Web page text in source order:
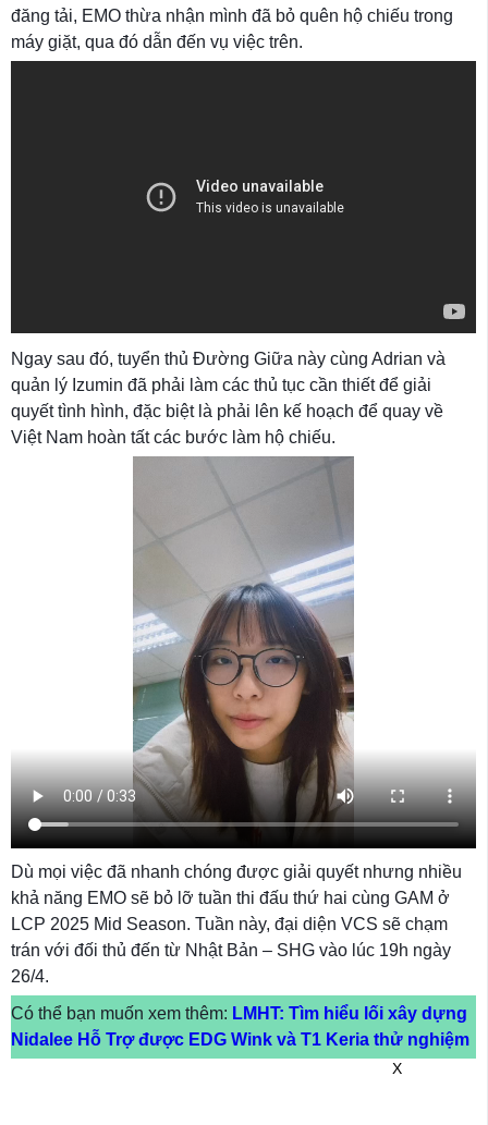
đăng tải, EMO thừa nhận mình đã bỏ quên hộ chiếu trong
máy giặt, qua đó dẫn đến vụ việc trên.
Ngay sau đó, tuyển thủ Đường Giữa này cùng Adrian và
quản lý Izumin đã phải làm các thủ tục cần thiết để giải
quyết tình hình, đặc biệt là phải lên kế hoạch để quay về
Việt Nam hoàn tất các bước làm hộ chiếu.
Dù mọi việc đã nhanh chóng được giải quyết nhưng nhiều
khả năng EMO sẽ bỏ lỡ tuần thi đấu thứ hai cùng GAM ở
LCP 2025 Mid Season. Tuần này, đại diện VCS sẽ chạm
trán với đối thủ đến từ Nhật Bản – SHG vào lúc 19h ngày
26/4.
Có thể bạn muốn xem thêm: LMHT: Tìm hiểu lối xây dựng
Nidalee Hỗ Trợ được EDG Wink và T1 Keria thử nghiệm
X